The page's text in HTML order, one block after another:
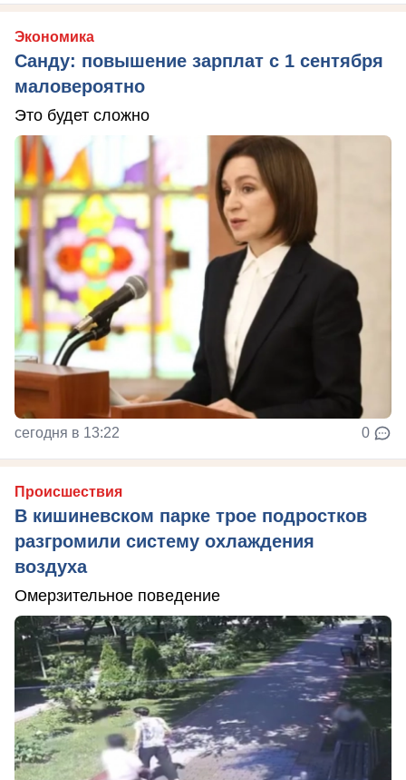
Экономика
Санду: повышение зарплат с 1 сентября
маловероятно
Это будет сложно
сегодня в 13:22 0
Происшествия
В кишиневском парке трое подростков
разгромили систему охлаждения
воздуха
Омерзительное поведение